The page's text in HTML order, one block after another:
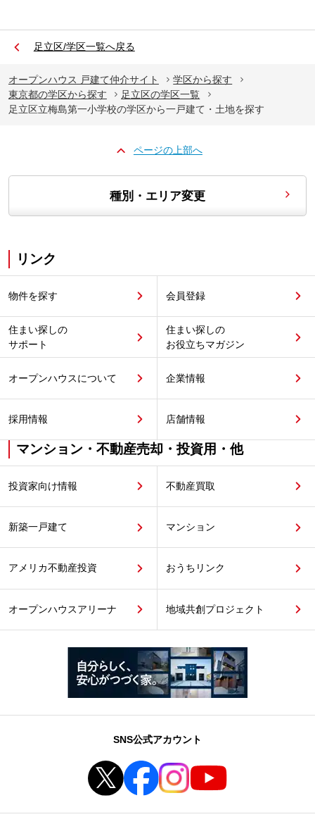
足立区/学区一覧へ戻る
オープンハウス 戸建て仲介サイト
学区から探す
東京都の学区から探す
足立区の学区一覧
足立区立梅島第一小学校の学区から一戸建て・土地を探す
ページの上部へ
種別・エリア変更
リンク
物件を探す 会員登録
住まい探しの
サポート
住まい探しの
お役立ちマガジン
オープンハウスについて 企業情報
採用情報 店舗情報
マンション・不動産売却・投資用・他
投資家向け情報 不動産買取
新築一戸建て マンション
アメリカ不動産投資 おうちリンク
オープンハウスアリーナ 地域共創プロジェクト
SNS公式アカウント